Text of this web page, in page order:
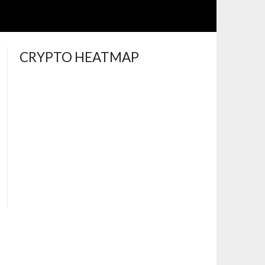
CRYPTO HEATMAP